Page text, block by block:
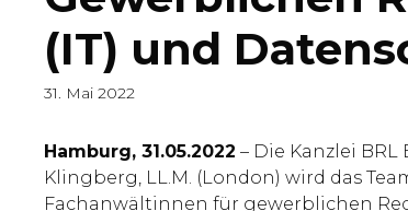
(IT) und
31. Mai 2022
Hamburg, 31.05.2022 – Die Kanzlei
Klingberg, LL.M. (London) wird das
Fachanwältinnen für gewerblichen